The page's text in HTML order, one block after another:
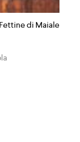
di Maiale